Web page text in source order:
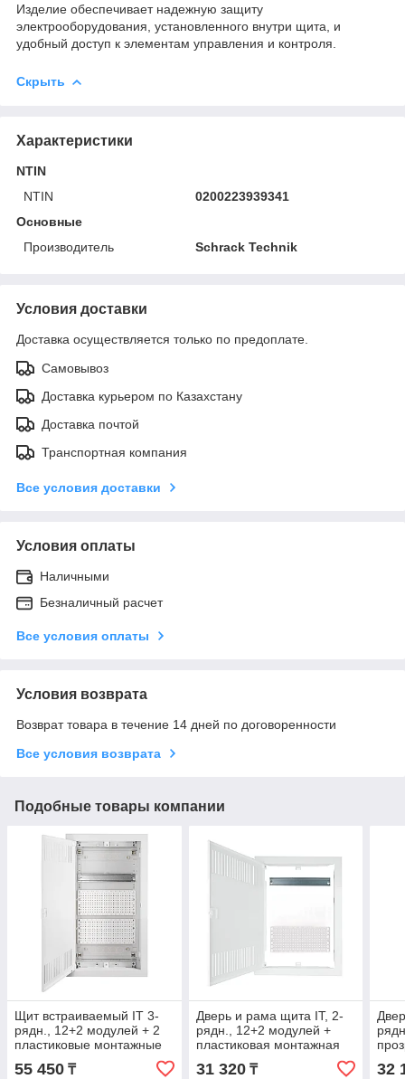
Изделие обеспечивает надежную защиту
электрооборудования, установленного внутри щита, и
удобный доступ к элементам управления и контроля.
Скрыть
Характеристики
NTIN
NTIN
0200223939341
Основные
Производитель
Schrack Technik
Условия доставки
Доставка осуществляется только по предоплате.
Самовывоз
Доставка курьером по Казахстану
Доставка почтой
Транспортная компания
Все условия доставки
Условия оплаты
Наличными
Безналичный расчет
Все условия оплаты
Условия возврата
Возврат товара в течение 14 дней по договоренности
Все условия возврата
Подобные товары компании
Щит встраиваемый IT 3-
рядн., 12+2 модулей + 2
пластиковые монтажные
55 450 ₸
Дверь и рама щита IT, 2-
рядн., 12+2 модулей +
пластиковая монтажная
31 320₸ 32